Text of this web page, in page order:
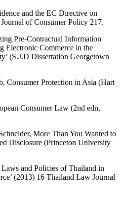
and the EC Directive on
of Consumer Policy 217.
Pre-Contractual Information
Electronic Commerce in the
(S.J.D Dissertation Georgetown
Consumer Protection in Asia (Hart
Consumer Law (2nd edn,
More Than You Wanted to
Disclosure (Princeton University
Laws and Policies of Thailand in
(2013) 16 Thailand Law Journal